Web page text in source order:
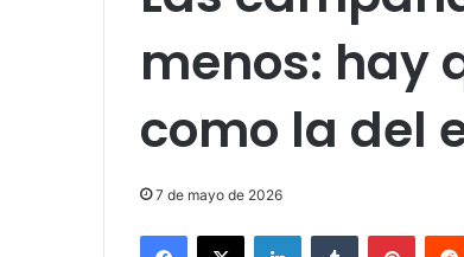
menos: hay
como la del
7 de mayo de 2026
Facebook
X LinkedInTumblr